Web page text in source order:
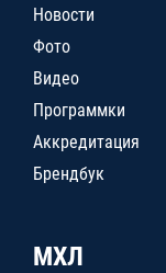
Новости
Фото
Видео
Программки
Аккредитация
Брендбук
МХЛ